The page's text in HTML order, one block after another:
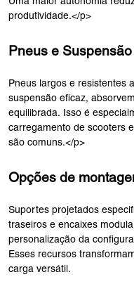
produtividade.</p>
Pneus e
Pneus largos e resistentes
suspensão eficaz,
equilibrada. Isso é
carregamento de scooters
são comuns.</p>
Opções de
Suportes projetados
traseiros e encaixes
personalização da
Esses recursos
carga versátil.